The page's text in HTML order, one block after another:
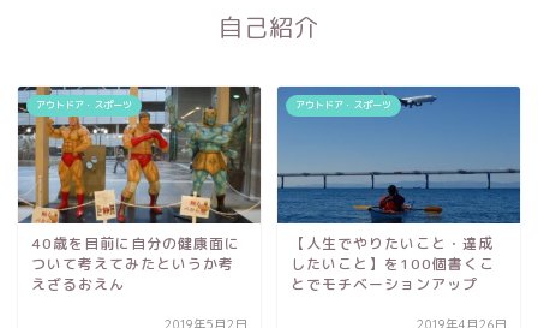
自己紹介
アウトドア・スポーツ
40歳を目前に自分の健康面に
ついて考えてみたというか考
えざるおえん
2019年5月2日
アウトドア・スポーツ
【人生でやりたいこと・達成
したいこと】を100個書くこ
とでモチベーションアップ
2019年4月26日